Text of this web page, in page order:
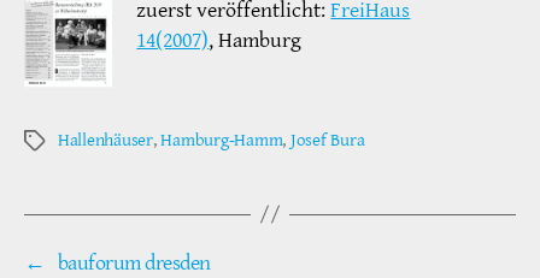
zuerst veröffentlicht:FreiHaus
14(2007), Hamburg
Schlagwörter
Hallenhäuser,Hamburg-Hamm, Josef Bura
← bauforum dresden